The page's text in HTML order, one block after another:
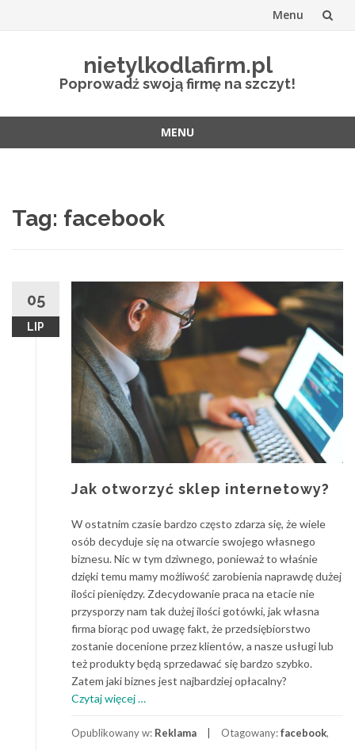
Menu
nietylkodlafirm.pl
Poprowadź swoją firmę na szczyt!
MENU
Tag: facebook
05
LIP
Jak otworzyć sklep internetowy?
W ostatnim czasie bardzo często zdarza się, że wiele
osób decyduje się na otwarcie swojego własnego
biznesu. Nic w tym dziwnego, ponieważ to właśnie
dzięki temu mamy możliwość zarobienia naprawdę dużej
ilości pieniędzy. Zdecydowanie praca na etacie nie
przysporzy nam tak dużej ilości gotówki, jak własna
firma biorąc pod uwagę fakt, że przedsiębiorstwo
zostanie docenione przez klientów, a nasze usługi lub
też produkty będą sprzedawać się bardzo szybko.
Zatem jaki biznes jest najbardziej opłacalny?
Czytaj więcej
otworzyć
…
Opublikowany w: Reklama Otagowany:facebook,